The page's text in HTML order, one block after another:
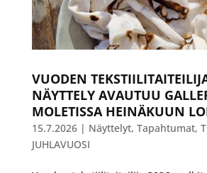
VUODEN
NÄYTTELY AVAUTUU
MOLETISSA HEINÄKUUN
15.7.2026| Näyttelyt, Tapahtumat,
JUHLAVUOSI